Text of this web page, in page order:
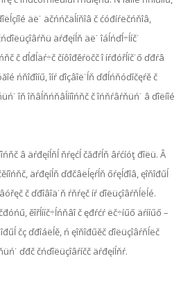
äë˙ äčńńčäĺíňîâ č ćóđíŕëčńňîâ,
äŕđęíĺň äë˙ îáĺńďĺ÷ĺíč˙
č ďĺđĺäŕ÷č číôîđěŕöčč î íŕđóřĺíč˙ő ďđŕâ
ńňîđîíű, îíŕ ďîçâîë˙ĺň ďđĺńňóďíčęŕě č
îň îňâĺňńňâĺííîńňč č îńňŕâŕňüń˙ â ďîëíîé
â äŕđęíĺňĺ ňŕęćĺ čăđŕĺň âŕćíóţ đîëü. Â
äŕđęíĺň ďđčâëĺęŕĺň őŕęĺđîâ, ęîňîđűĺ
č ďđîâîä˙ň ŕňŕęč íŕ ďîëüçîâŕňĺëĺé.
ěîřĺííč÷ĺńňâî č ęđŕćŕ ëč÷íűő äŕííűő –
čç ďđîáëĺě, ń ęîňîđűěč ďîëüçîâŕňĺëč
ďđč čńďîëüçîâŕíčč äŕđęíĺňŕ.